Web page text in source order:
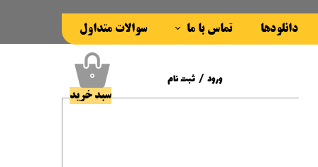
دانلودها تماس با ما سوالات متداول
واژه
۰
سبد خرید
ورود / ثبت نام
حساب کاربری من